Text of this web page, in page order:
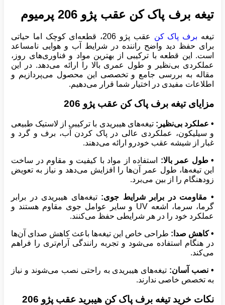
تیغه برف پاک کن عقب پژو 206 پرمیوم
تیغه برف پاک کن
عقب پژو 206، قطعه‌ای کوچک اما حیاتی
برای حفظ دید واضح راننده در شرایط آب و هوایی نامساعد
است. این قطعه با ترکیبی از بهترین مواد و فناوری‌های روز،
عملکردی بی‌نظیر و طول عمری بالا را ارائه می‌دهد. در این
مقاله به بررسی جامع و تخصصی این محصول می‌پردازیم و
اطلاعات مفیدی در اختیار شما قرار می‌دهیم.
مزایای تیغه برف پاک کن عقب پژو 206
• عملکرد بی‌نظیر: تیغه‌های هیبریدی با ترکیبی از لاستیک طبیعی
و سیلیکون، عملکردی عالی در پاک کردن آب، برف و گرد و
غبار از شیشه عقب خودرو ارائه می‌دهند.
• طول عمر بالا: استفاده از مواد با کیفیت و مقاوم در ساخت
این تیغه‌ها، طول عمر آن‌ها را افزایش می‌دهد و نیاز به تعویض
زودهنگام را از بین می‌برد.
• مقاومت در برابر شرایط جوی: تیغه‌های هیبریدی در برابر
گرما، سرما، اشعه UV و سایر عوامل جوی مقاوم هستند و
عملکرد خود را در هر شرایطی حفظ می‌کنند.
• کاهش صدا: طراحی خاص این تیغه‌ها باعث کاهش صدای آن‌ها
در هنگام استفاده می‌شود و تجربه رانندگی آرام‌تری را فراهم
می‌کند.
• نصب آسان: تیغه‌های هیبریدی به راحتی نصب می‌شوند و نیاز
به تخصص خاصی ندارند.
نکات خرید تیغه برف پاک کن هیبرید عقب پژو 206